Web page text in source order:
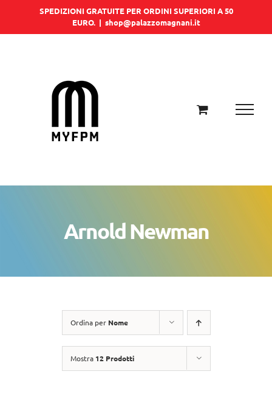
SPEDIZIONI GRATUITE PER ORDINI SUPERIORI A 50
EURO. | shop@palazzomagnani.it
Arnold Newman
Ordina per Nome
Mostra 12 Prodotti